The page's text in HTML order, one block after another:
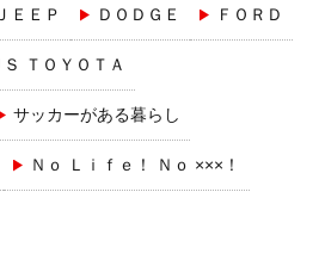
ＥＥＰ ＤＯＤＧＥ ＦＯＲＤ
Ｓ ＴＯＹＯＴＡ
サッカーがある暮らし
Ｎｏ Ｌｉｆｅ！ Ｎｏ ×××！